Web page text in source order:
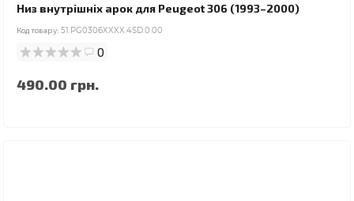
Низ внутрішніх арок для Peugeot 306 (1993–2000)
Код товару: 51.PG0306XXXX.4SD.0.00
0
490.00 грн.